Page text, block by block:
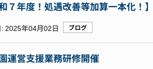
和７年度！処遇改善等加算一本化！
2025年04月02日 ブログ
運営支援業務研修開催